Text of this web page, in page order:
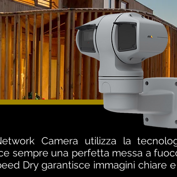
Camera utilizza la
sempre una perfetta messa a
Dry garantisce immagini chiare